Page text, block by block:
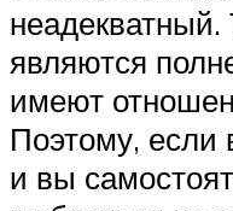
являются
имеют
Поэтому, если
и вы